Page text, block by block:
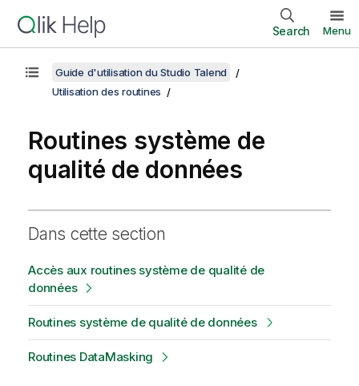
Search Menu
Guide d'utilisation du Studio Talend
Utilisation des routines
Routines système de
qualité de données
Dans cette section
Accès aux routines système de qualité de
données
Routines système de qualité de données
Routines DataMasking